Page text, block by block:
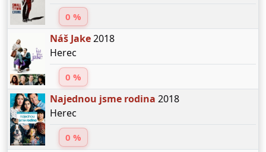
0 %
Náš Jake2018
Herec
0 %
Najednou jsme rodina 2018
Herec
0 %